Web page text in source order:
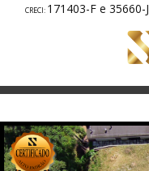
171403-F e 35660-J